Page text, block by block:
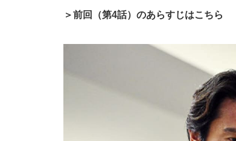
＞前回（第4話）のあらすじはこちら